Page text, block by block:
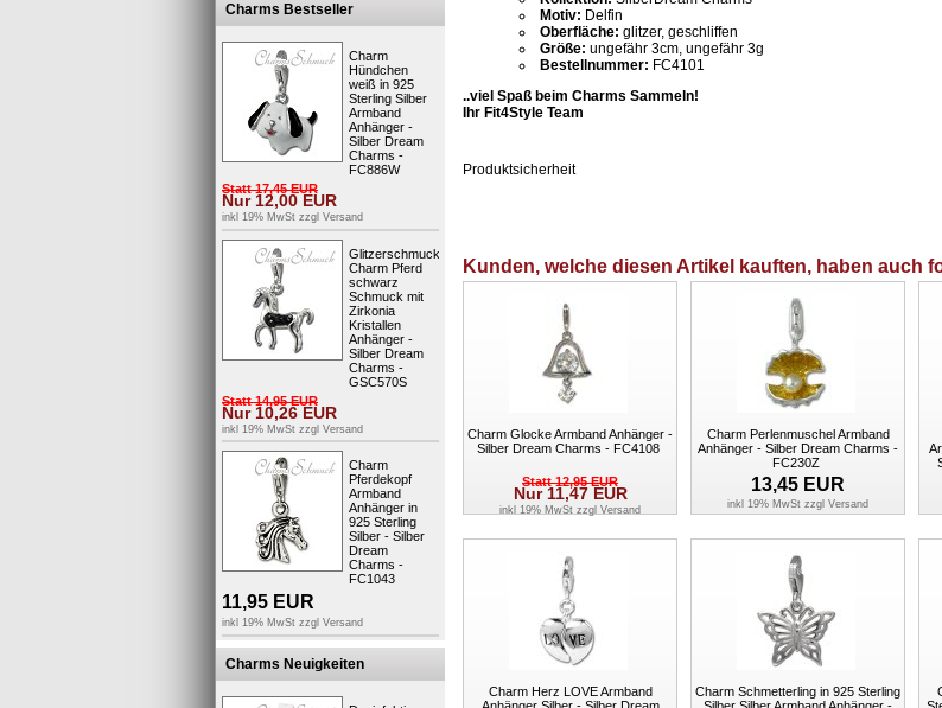
Charms Bestseller
Charm
Hündchen
weiß in 925
Sterling Silber
Armband
Anhänger -
Silber Dream
Charms -
FC886W
Statt17,45EUR
Nur 12,00 EUR
inkl 19% MwSt zzgl Versand
Glitzerschmuck
Charm Pferd
schwarz
Schmuck mit
Zirkonia
Kristallen
Anhänger -
Silber Dream
Charms -
GSC570S
Statt14,95EUR
Nur10,26EUR
inkl 19% MwSt zzgl Versand
Charm
Pferdekopf
Armband
Anhänger in
925 Sterling
Silber - Silber
Dream
Charms -
FC1043
11,95 EUR
inkl 19% MwSt zzgl Versand
Charms Neuigkeiten
Motiv: Delfin
Oberfläche: glitzer, geschliffen
Größe: ungefähr 3cm, ungefähr 3g
Bestellnummer: FC4101
..viel Spaß beim Charms Sammeln!
Ihr Fit4Style Team
Produktsicherheit
Kunden, welche diesen Artikel kauften, haben auch
Charm Glocke Armband Anhänger -
Silber Dream Charms - FC4108
Statt12,95EUR
Nur11,47 EUR
inkl 19% MwSt zzgl Versand
Charm Perlenmuschel Armband
Anhänger - Silber Dream Charms -
FC230Z
13,45 EUR
inkl 19% MwSt zzgl Versand
Charm Herz LOVE Armband
Charm Schmetterling in 925 Sterling